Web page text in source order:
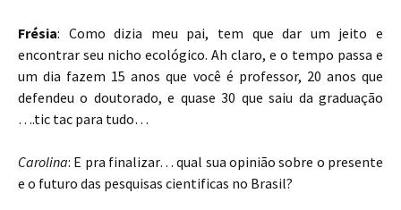
Frésia: Como dizia meu pai, tem que dar um jeito e
encontrar seu nicho ecológico. Ah claro, e o tempo passa e
um dia fazem 15 anos que você é professor, 20 anos que
defendeu o doutorado, e quase 30 que saiu da graduação
….tic tac para tudo…
Carolina: E pra finalizar… qual sua opinião sobre o presente
e o futuro das pesquisas cientificas no Brasil?